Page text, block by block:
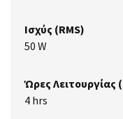
Ισχύς (RMS)
50 W
Ώρες Λειτουργίας
4 hrs